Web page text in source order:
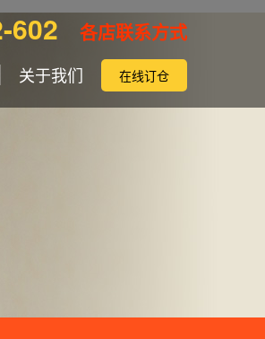
602 各店联系方式
关于我们 在线订仓